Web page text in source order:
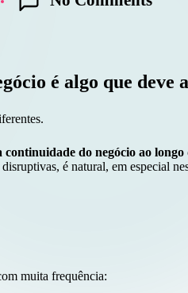
é algo que deve
continuidade do negócio ao longo
é natural, em especial
muita frequência: